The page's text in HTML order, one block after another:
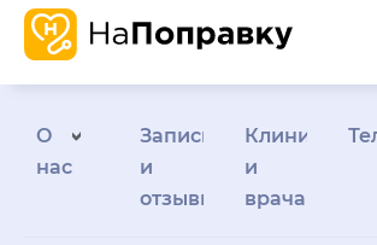
О
нас
Запись
и
отзывы
Клиникам
и
врачам